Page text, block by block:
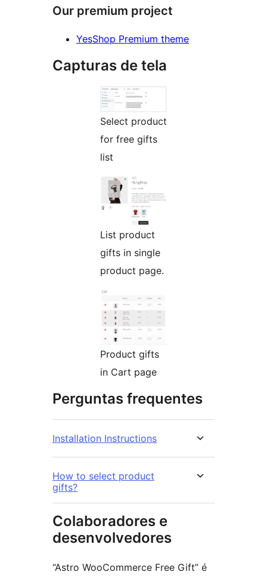
Our premium project
YesShop Premium theme
Capturas de tela
Select product
for free gifts
list
List product
gifts in single
product page.
Product gifts
in Cart page
Perguntas frequentes
Installation Instructions
How to select product
gifts?
Colaboradores e
desenvolvedores
“Astro WooCommerce Free Gift” é